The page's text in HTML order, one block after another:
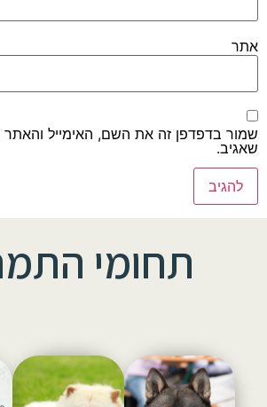
אתר
שמור בדפדפן זה את השם, האימייל
שאגיב.
תחומי